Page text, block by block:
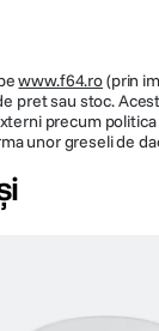
www.f64.ro(prin
pret sau stoc.
precum
unor greseli de